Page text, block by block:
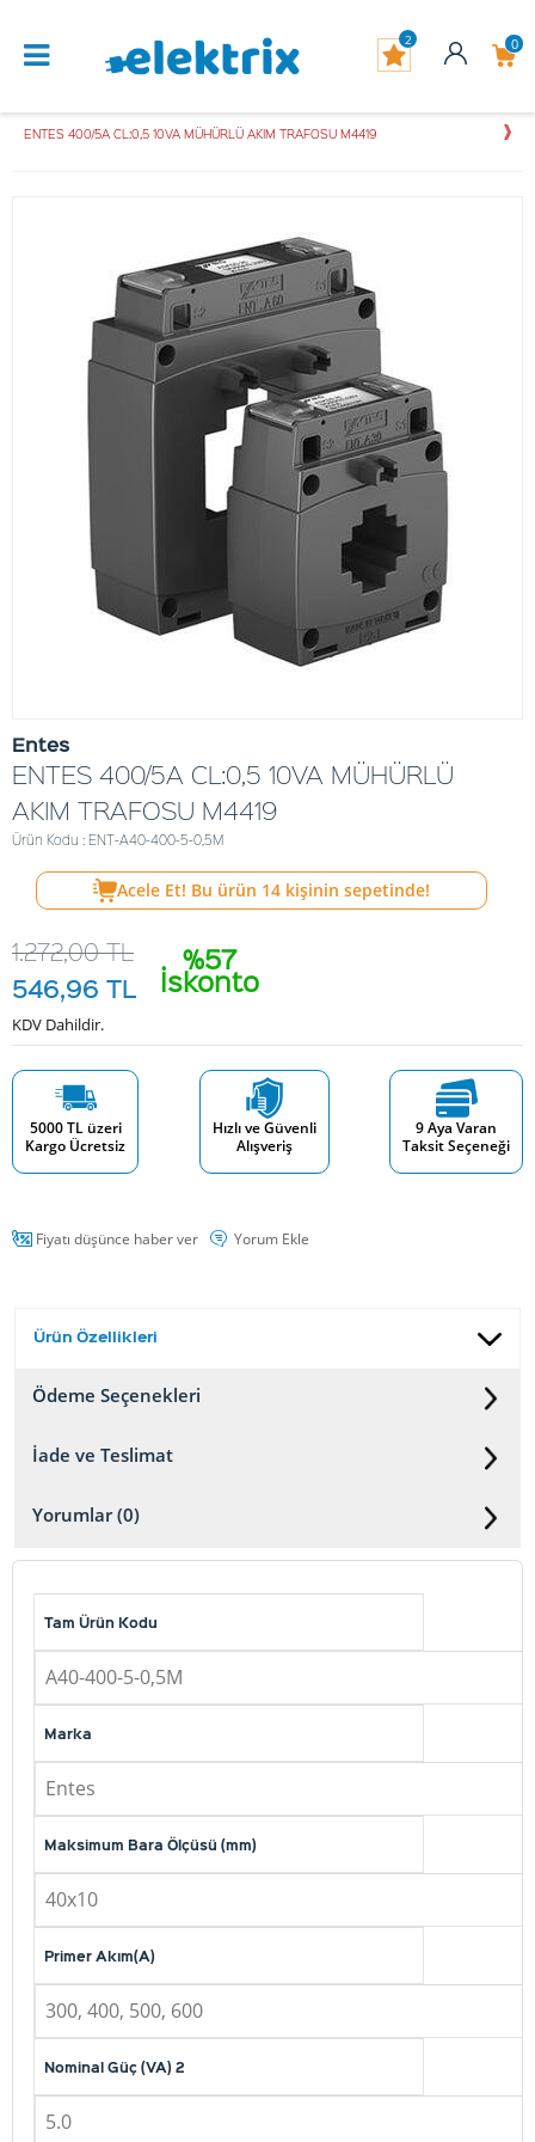
0
2
ENTES 400/5A CL:0,5 10VA MÜHÜRLÜ AKIM TRAFOSU M4419
Entes
ENTES 400/5A CL:0,5 10VA MÜHÜRLÜ
AKIM TRAFOSU M4419
Ürün Kodu : ENT-A40-400-5-0,5M
Acele Et! Bu ürün 14 kişinin sepetinde!
%57
İskonto
1.272,00TL
546,96 TL
KDV Dahildir.
5000 TL üzeri
Kargo Ücretsiz
Hızlı ve Güvenli
Alışveriş
9 Aya Varan
Taksit Seçeneği
Fiyatı düşünce haber ver Yorum Ekle
Ürün Özellikleri
Ödeme Seçenekleri
İade ve Teslimat
Yorumlar (0)
Tam Ürün Kodu
A40-400-5-0,5M
Marka
Entes
Maksimum Bara Ölçüsü (mm)
40x10
Primer Akım(A)
300, 400, 500, 600
Nominal Güç (VA) 2
5.0